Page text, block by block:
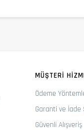
MÜŞTERI
Ödeme
Garanti ve İade
Güvenli Alışveriş